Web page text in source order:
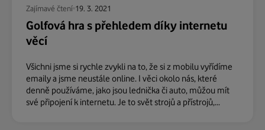
Zajímavé čtení 19. 3. 2021
Golfová hra s přehledem díky internetu
věcí
Všichni jsme si rychle zvykli na to, že si z mobilu vyřídíme
emaily a jsme neustále online. I věci okolo nás, které
denně používáme, jako jsou lednička či auto, můžou mít
své připojení k internetu. Je to svět strojů a přístrojů,...